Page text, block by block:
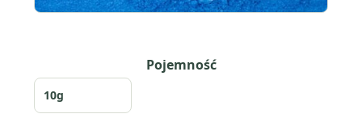
Pojemność